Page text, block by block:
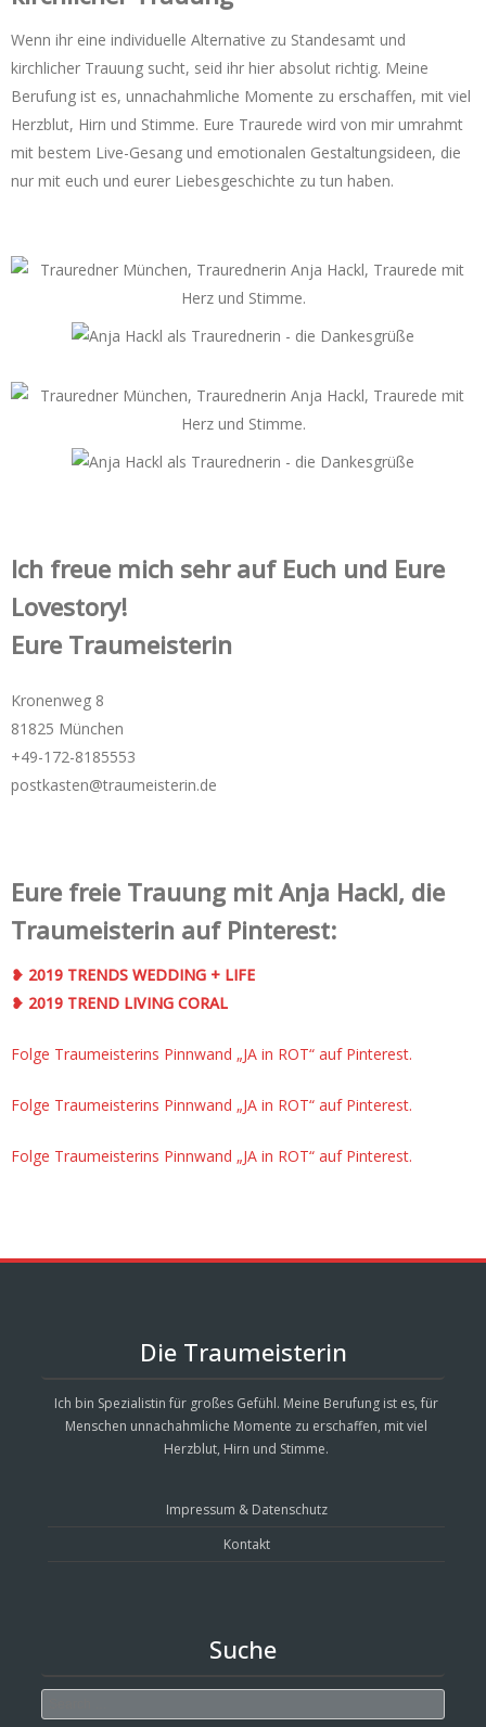
Wenn ihr eine individuelle Alternative zu Standesamt und
kirchlicher Trauung sucht, seid ihr hier absolut richtig. Meine
Berufung ist es, unnachahmliche Momente zu erschaffen, mit viel
Herzblut, Hirn und Stimme. Eure Traurede wird von mir umrahmt
mit bestem Live-Gesang und emotionalen Gestaltungsideen, die
nur mit euch und eurer Liebesgeschichte zu tun haben.
Ich freue mich sehr auf Euch und Eure
Lovestory!
Eure Traumeisterin
Kronenweg 8
81825 München
+49-172-­8185553
postkasten@traumeisterin.de
Eure freie Trauung mit Anja Hackl, die
Traumeisterin auf Pinterest:
❥ 2019 TRENDS WEDDING + LIFE
❥ 2019 TREND LIVING CORAL
Folge Traumeisterins Pinnwand „JA in ROT“ auf Pinterest.
Folge Traumeisterins Pinnwand „JA in ROT“ auf Pinterest.
Folge Traumeisterins Pinnwand „JA in ROT“ auf Pinterest.
Die Traumeisterin
Ich bin Spezialistin für großes Gefühl. Meine Berufung ist es, für
Menschen unnachahmliche Momente zu erschaffen, mit viel
Herzblut, Hirn und Stimme.
Impressum & Datenschutz
Kontakt
Suche